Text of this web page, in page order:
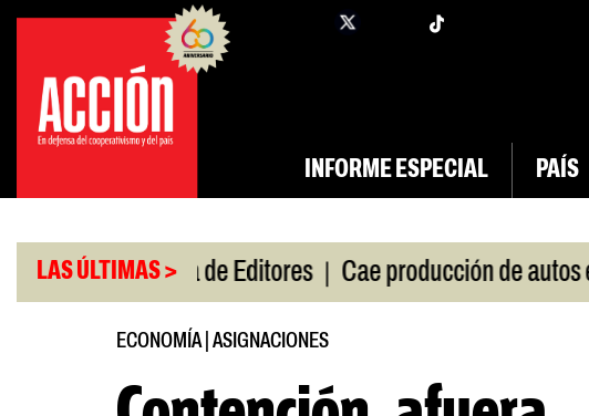
Saltar
contenido
facebook
INFORME ESPECIAL PAÍS
LAS ÚLTIMAS >
gira | Feria de Editores | Cae producción de autos en julio
ECONOMÍA| ASIGNACIONES